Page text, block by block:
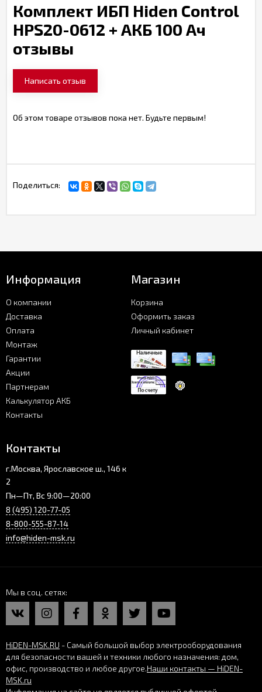
Комплект ИБП Hiden Control
HPS20-0612 + АКБ 100 Ач
отзывы
Написать отзыв
Об этом товаре отзывов пока нет. Будьте первым!
Поделиться:
Информация
О компании
Доставка
Оплата
Монтаж
Гарантии
Акции
Партнерам
Калькулятор АКБ
Контакты
Магазин
Корзина
Оформить заказ
Личный кабинет
Контакты
г.Москва, Ярославское ш., 146 к
2
Пн—Пт, Вс 9:00—20:00
8 (495) 120-77-05
8-800-555-87-14
info@hiden-msk.ru
Мы в соц. сетях
HiDEN-MSK.RU - Самый большой выбор электрооборудования
для безопасности вашей и техники любого назначения: дом,
офис, производство и любое другое.Наши контакты — HiDEN-
MSK.ru